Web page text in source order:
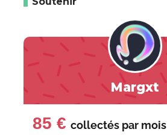
Margxt
85 € collectés par mois